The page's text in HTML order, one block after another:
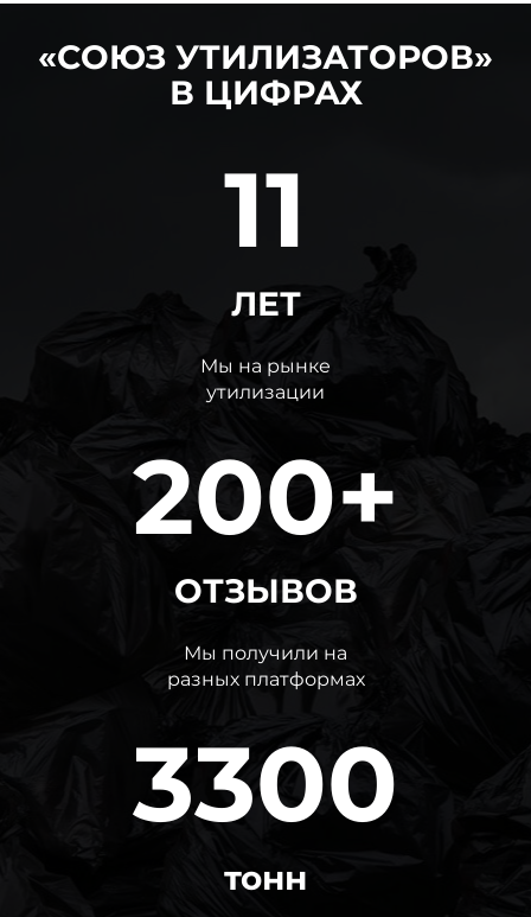
«СОЮЗ УТИЛИЗАТОРОВ»
В ЦИФРАХ
11
ЛЕТ
Мы на рынке
утилизации
200+
ОТЗЫВОВ
Мы получили на
разных платформах
3300
тонн